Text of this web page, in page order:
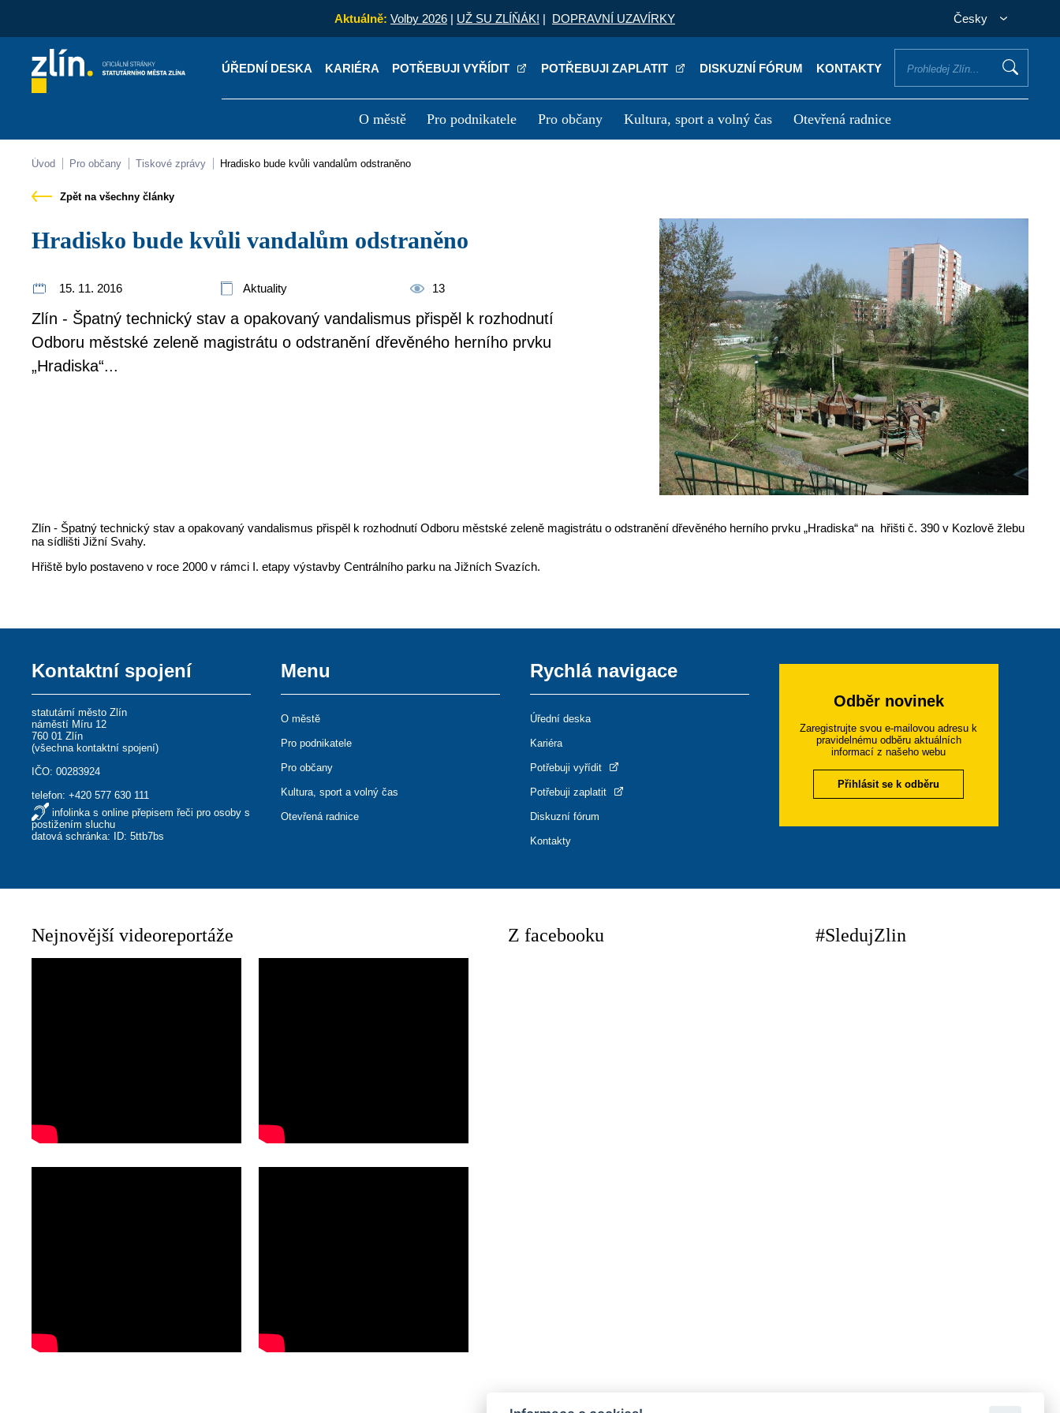
Aktuálně: Volby 2026 | UŽ SU ZLÍŇÁK! | DOPRAVNÍ UZAVÍRKY Česky
ÚŘEDNÍ DESKA KARIÉRA POTŘEBUJI VYŘÍDIT POTŘEBUJI ZAPLATIT DISKUZNÍ FÓRUM KONTAKTY
O městě Pro podnikatele Pro občany Kultura, sport a volný čas Otevřená radnice
Kontakty Úřední deska
Úvod Pro občany Tiskové zprávy Hradisko bude kvůli vandalům odstraněno
Zpět na všechny články
Hradisko bude kvůli vandalům odstraněno
15. 11. 2016 Aktuality 13
Zlín - Špatný technický stav a opakovaný vandalismus přispěl k rozhodnutí
Odboru městské zeleně magistrátu o odstranění dřevěného herního prvku
„Hradiska“...
Zlín - Špatný technický stav a opakovaný vandalismus přispěl k rozhodnutí Odboru městské zeleně magistrátu o odstranění dřevěného herního prvku „Hradiska“ na hřišti č. 390 v Kozlově žlebu
na sídlišti Jižní Svahy.
Hřiště bylo postaveno v roce 2000 v rámci I. etapy výstavby Centrálního parku na Jižních Svazích.
Kontaktní spojení
statutární město Zlín
náměstí Míru 12
760 01 Zlín
(všechna kontaktní spojení)
IČO: 00283924
telefon:+420 577 630 111
infolinka s online přepisem řeči pro osoby s
postižením sluchu
datová schránka: ID: 5ttb7bs
Menu
O městě
Pro podnikatele
Pro občany
Kultura, sport a volný čas
Otevřená radnice
Rychlá navigace
Úřední deska
Kariéra
Potřebuji vyřídit
Potřebuji zaplatit
Diskuzní fórum
Kontakty
Odběr novinek
Zaregistrujte svou e-mailovou adresu k
pravidelnému odběru aktuálních
informací z našeho webu
Přihlásit se k odběru
Nejnovější videoreportáže Z facebooku #SledujZlin